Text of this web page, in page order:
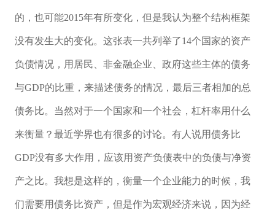
的，也可能2015年有所变化，但是我认为整个结构框架
没有发生大的变化。这张表一共列举了14个国家的资产
负债情况，用居民、非金融企业、政府这些主体的债务
与GDP的比重，来描述债务的情况，最后三者相加的总
债务比。当然对于一个国家和一个社会，杠杆率用什么
来衡量？最近学界也有很多的讨论。有人说用债务比
GDP没有多大作用，应该用资产负债表中的负债与净资
产之比。我想是这样的，衡量一个企业能力的时候，我
们需要用债务比资产，但是作为宏观经济来说，因为经